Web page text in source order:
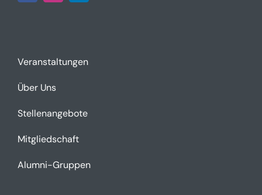
Veranstaltungen
Über Uns
Stellenangebote
Mitgliedschaft
Alumni-Gruppen